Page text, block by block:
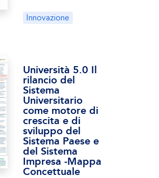
Innovazione
Università 5.0 Il
rilancio del
Sistema
Universitario
come motore di
crescita e di
sviluppo del
Sistema Paese e
del Sistema
Impresa -Mappa
Concettuale